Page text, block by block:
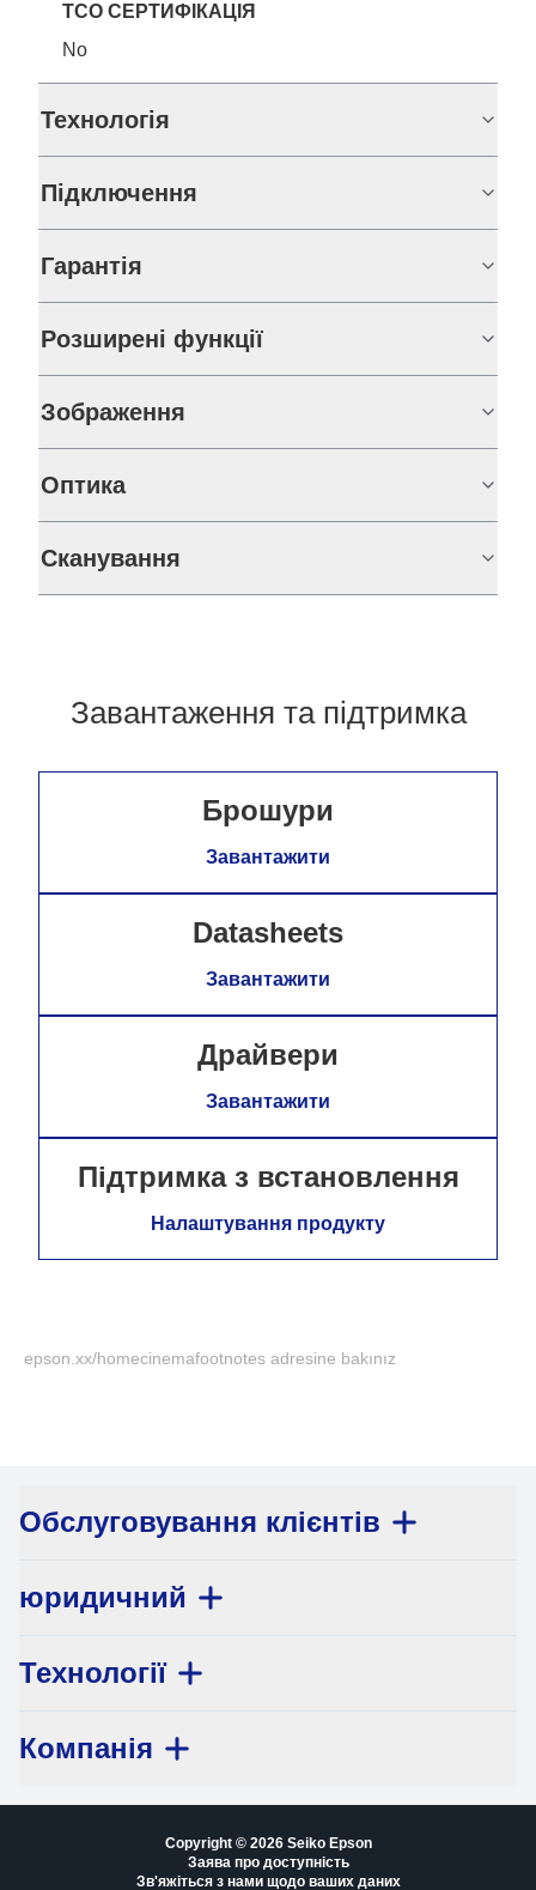
TCO СЕРТИФІКАЦІЯ
No
Технологія
Підключення
Гарантія
Розширені функції
Зображення
Оптика
Сканування
Завантаження та підтримка
Брошури
Завантажити
Datasheets
Завантажити
Драйвери
Завантажити
Підтримка з встановлення
Налаштування продукту
epson.xx/homecinemafootnotes adresine bakınız
Обслуговування клієнтів
юридичний
Технології
Компанія
Copyright © 2026 Seiko Epson
Заява про доступність
Зв'яжіться з нами щодо ваших даних